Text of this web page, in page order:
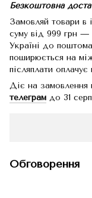
Безкоштовна
Замовляй товари в
суму від 999 грн —
Україні до
поширюється на
післяплати оплачує
Діє на замовлення
телеграм до 31
Обговорення